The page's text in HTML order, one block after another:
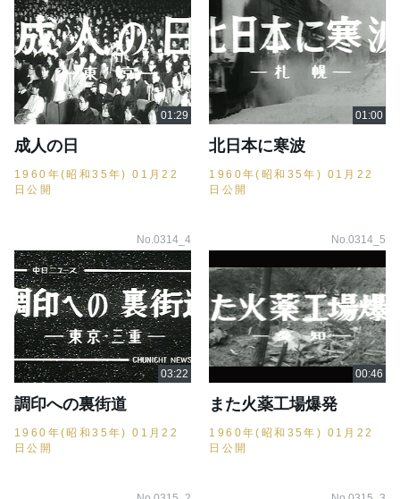
成人の日
1960年(昭和35年) 01月22
日公開
北日本に寒波
1960年(昭和35年) 01月22
日公開
No.0314_4
調印への裏街道
1960年(昭和35年) 01月22
日公開
No.0314_5
また火薬工場爆発
1960年(昭和35年) 01月22
日公開